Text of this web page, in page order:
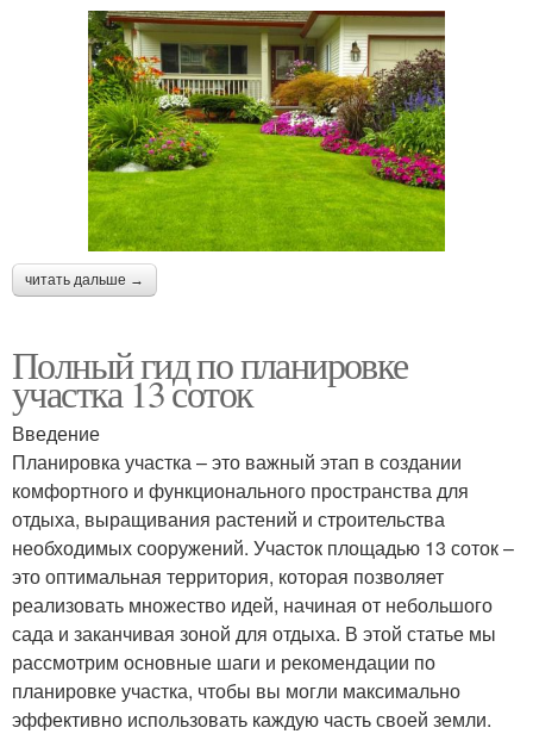
читать дальше →
Полный гид по планировке
участка 13 соток
Введение
Планировка участка – это важный этап в создании
комфортного и функционального пространства для
отдыха, выращивания растений и строительства
необходимых сооружений. Участок площадью 13 соток –
это оптимальная территория, которая позволяет
реализовать множество идей, начиная от небольшого
сада и заканчивая зоной для отдыха. В этой статье мы
рассмотрим основные шаги и рекомендации по
планировке участка, чтобы вы могли максимально
эффективно использовать каждую часть своей земли.